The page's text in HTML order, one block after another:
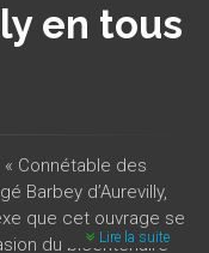
en tous
Connétable des
Barbey d’Aurevilly,
que cet ouvrage se
du bicentenaire
Lire la suite